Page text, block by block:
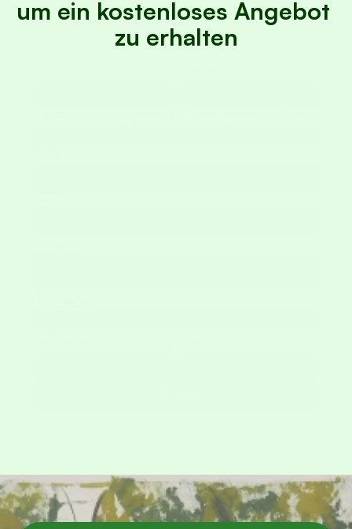
Wegbeschreibung
um ein kostenloses Angebot
zu erhalten